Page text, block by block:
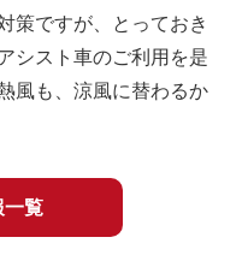
策ですが、とっておき
シスト車のご利用を是
風も、涼風に替わるか
一覧